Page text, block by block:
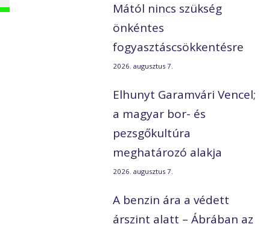
Mától nincs szükség
önkéntes
fogyasztáscsökkentésre
2026. augusztus 7.
Elhunyt Garamvári Vencel;
a magyar bor- és
pezsgőkultúra
meghatározó alakja
2026. augusztus 7.
A benzin ára a védett
árszint alatt – Ábrában az